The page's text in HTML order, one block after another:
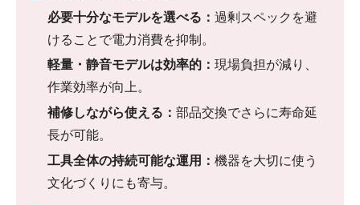
必要十分なモデルを選べる： 過剰スペックを避
けることで電力消費を抑制。
軽量・静音モデルは効率的： 現場負担が減り、
作業効率が向上。
補修しながら使える： 部品交換でさらに寿命延
長が可能。
工具全体の持続可能な運用： 機器を大切に使う
文化づくりにも寄与。